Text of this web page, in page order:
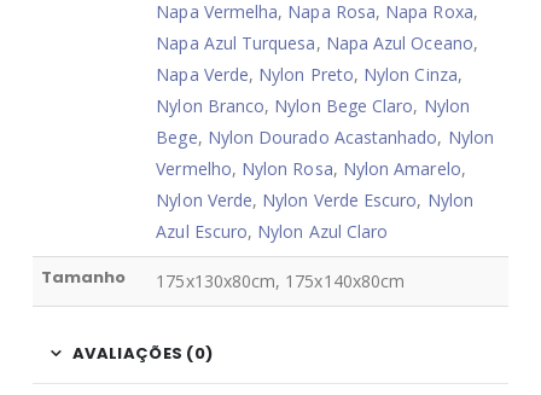
Napa Vermelha, Napa Rosa, Napa Roxa,
Napa Azul Turquesa, Napa Azul Oceano,
Napa Verde, Nylon Preto, Nylon Cinza,
Nylon Branco, Nylon Bege Claro, Nylon
Bege, Nylon Dourado Acastanhado, Nylon
Vermelho, Nylon Rosa, Nylon Amarelo,
Nylon Verde, Nylon Verde Escuro, Nylon
Azul Escuro, Nylon Azul Claro
Tamanho
175x130x80cm, 175x140x80cm
AVALIAÇÕES (0)